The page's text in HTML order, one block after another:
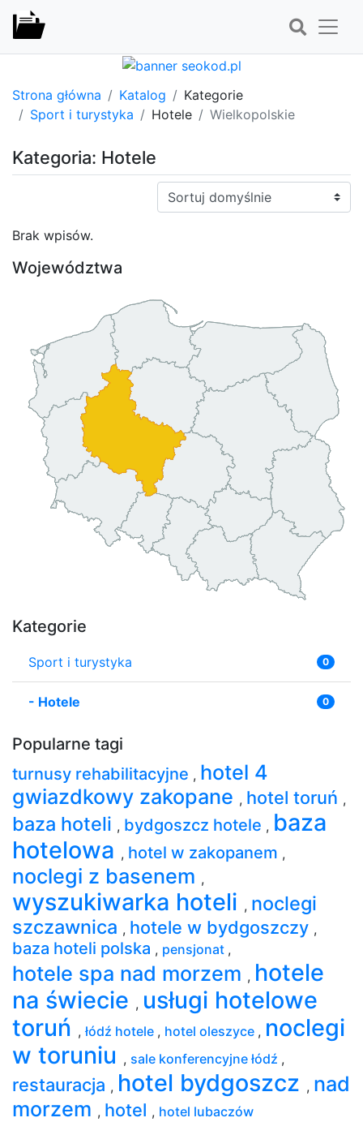
Strona główna Katalog
Kategorie
Sport i turystyka
Hotele Wielkopolskie
Kategoria: Hotele
Sortuj:
Brak wpisów.
Województwa
Kategorie
Sport i turystyka 0
- Hotele 0
Popularne tagi
turnusy rehabilitacyjne , hotel 4
gwiazdkowy zakopane , hotel toruń ,
baza hoteli , bydgoszcz hotele , baza
hotelowa , hotel w zakopanem ,
noclegi z basenem ,
wyszukiwarka hoteli , noclegi
szczawnica , hotele w bydgoszczy ,
baza hoteli polska , pensjonat ,
hotele spa nad morzem , hotele
na świecie , usługi hotelowe
toruń , łódź hotele , hotel oleszyce , noclegi
w toruniu , sale konferencyjne łódź ,
restauracja , hotel bydgoszcz , nad
morzem , hotel , hotel lubaczów